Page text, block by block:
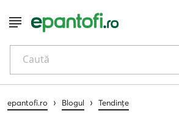
Caută
epantofi.ro › Blogul › Tendințe